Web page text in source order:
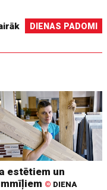
DIENAS PADOMI
estētiem un
© DIENA